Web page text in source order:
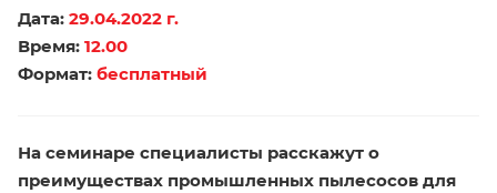
Дата: 29.04.2022 г.
Время: 12.00
Формат: бесплатный
На семинаре специалисты расскажут о
преимуществах промышленных пылесосов для